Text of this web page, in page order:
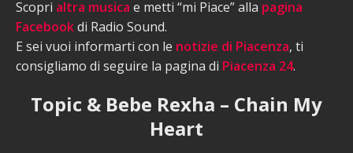
Scopri altra musica e metti “mi Piace” alla pagina
Facebookdi Radio Sound.
E sei vuoi informarti con le notizie di Piacenza, ti
consigliamo di seguire la pagina di Piacenza 24.
Topic & Bebe Rexha – Chain My
Heart